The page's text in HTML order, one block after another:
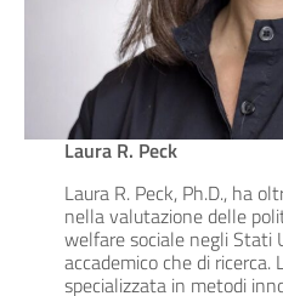
Laura R. Peck
Laura R. Peck, Ph.D., ha
nella valutazione delle
welfare sociale negli Stati
accademico che di ricerca.
specializzata in metodi